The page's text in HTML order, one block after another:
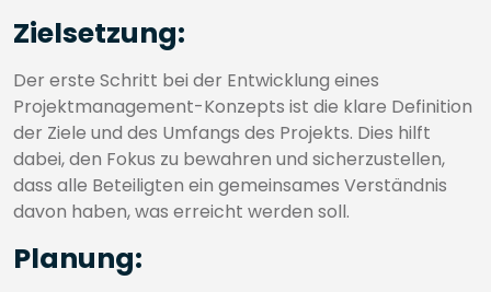
Zielsetzung:
Der erste Schritt bei der Entwicklung eines
Projektmanagement-Konzepts ist die klare Definition
der Ziele und des Umfangs des Projekts. Dies hilft
dabei, den Fokus zu bewahren und sicherzustellen,
dass alle Beteiligten ein gemeinsames Verständnis
davon haben, was erreicht werden soll.
Planung: